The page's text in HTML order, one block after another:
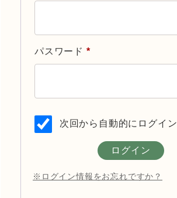
パスワード *
次回から自動的にログイン
ログイン
※ログイン情報をお忘れですか？